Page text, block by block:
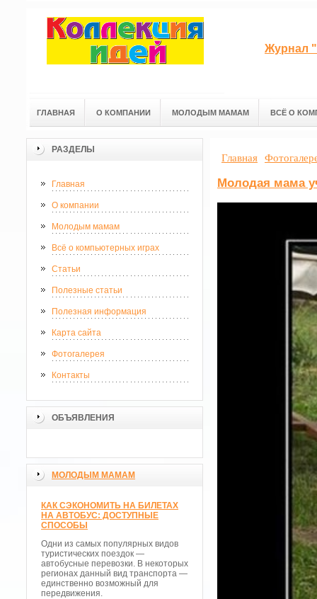
Журнал
ГЛАВНАЯ О КОМПАНИИ МОЛОДЫМ МАМАМ ВСЁ О
РАЗДЕЛЫ
Главная
О компании
Молодым мамам
Всё о компьютерных играх
Статьи
Полезные статьи
Полезная информация
Карта сайта
Фотогалерея
Контакты
ОБЪЯВЛЕНИЯ
МОЛОДЫМ МАМАМ
КАК СЭКОНОМИТЬ НА БИЛЕТАХ
НА АВТОБУС: ДОСТУПНЫЕ
СПОСОБЫ
Одни из самых популярных видов
туристических поездок —
автобусные перевозки. В некоторых
регионах данный вид транспорта —
единственно возможный для
передвижения.
Главная
Молодая мама